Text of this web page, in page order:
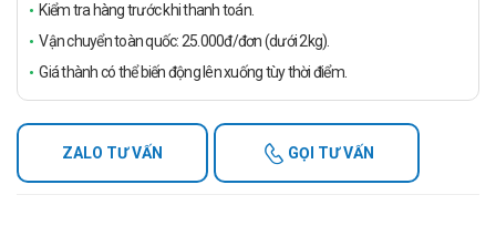
Kiểm tra hàng trước khi thanh toán.
Vận chuyển toàn quốc: 25.000đ/đơn (dưới 2kg).
Giá thành có thể biến động lên xuống tùy thời điểm.
ZALO TƯ VẤN GỌI TƯ VẤN